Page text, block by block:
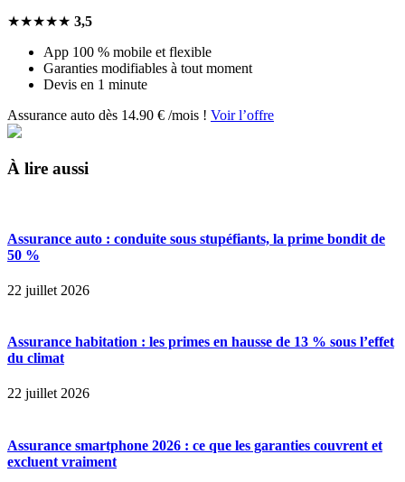
★★★★★ 3,5
App 100 % mobile et flexible
Garanties modifiables à tout moment
Devis en 1 minute
Assurance auto dès 14.90 € /mois ! Voir l’offre
À lire aussi
Assurance auto : conduite sous stupéfiants, la prime bondit de
50 %
22 juillet 2026
Assurance habitation : les primes en hausse de 13 % sous l’effet
du climat
22 juillet 2026
Assurance smartphone 2026 : ce que les garanties couvrent et
excluent vraiment